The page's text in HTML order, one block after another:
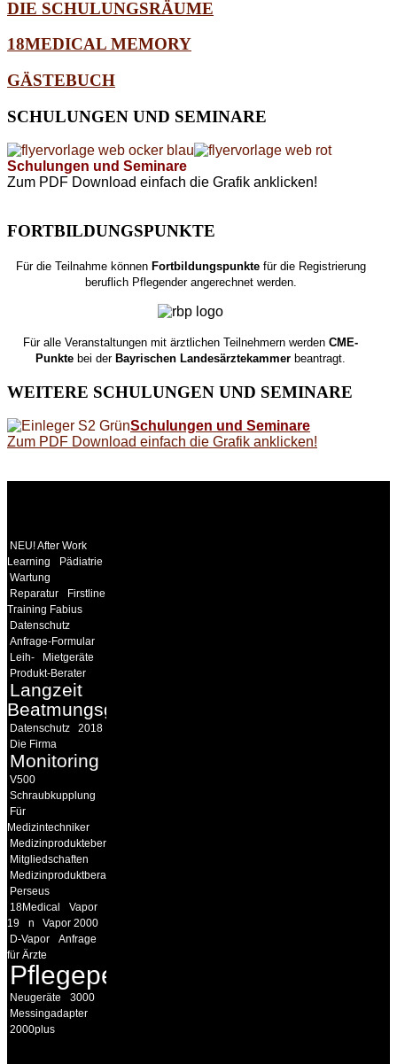
DIE SCHULUNGSRÄUME
18MEDICAL MEMORY
GÄSTEBUCH
SCHULUNGEN UND SEMINARE
Schulungen und Seminare
Zum PDF Download einfach die Grafik anklicken!
FORTBILDUNGSPUNKTE
Für die Teilnahme könnenFortbildungspunktefür die Registrierung
beruflich Pflegender angerechnet werden.
Für alle Veranstaltungen mit ärztlichen Teilnehmern werdenCME-
Punkte bei derBayrischen Landesärztekammer beantragt.
WEITERE SCHULUNGEN UND SEMINARE
Schulungen und Seminare
Zum PDF Download einfach die Grafik anklicken!
NEU! After Work
Learning
Pädiatrie
Wartung
Reparatur
Firstline
Training Fabius
Datenschutz
Anfrage-Formular
Leih-
Mietgeräte
Produkt-Berater
Langzeit
Beatmungsgeräte
Datenschutz
2018
Die Firma
Monitoring
V500
Schraubkupplung
Für
Medizintechniker
Medizinprodukteberater
Mitgliedschaften
Medizinproduktberater
Perseus
18Medical
Vapor
19
n
Vapor 2000
D-Vapor
Anfrage
für Ärzte
Pflegepersonal
Neugeräte
3000
Messingadapter
2000plus